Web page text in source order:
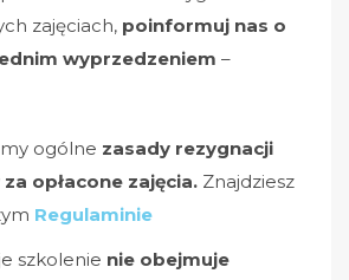
zajęciach, poinformuj nas o
wyprzedzeniem –
ogólne zasady rezygnacji
opłacone zajęcia. Znajdziesz
Regulaminie
szkolenie nie obejmuje